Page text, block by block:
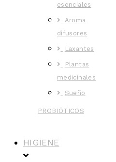
esenciales
Aroma
difusores
Laxantes
Plantas
medicinales
Sueño
PROBIÓTICOS
HIGIENE